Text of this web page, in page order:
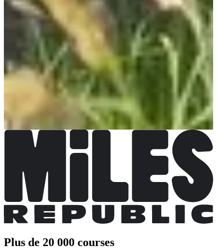
Fêtes des Pommiers Voir le compte Instagram
Voir la page
Choisir une Course
10 kmInscriptions ouvertes
12,00 €
Inscriptions ouvertes
S'inscrire
Plus de 20 000 courses